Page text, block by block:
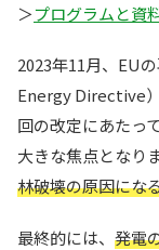
＞プログラムと資
2023年11月、EU
Energy Directive
回の改定にあたって
大きな焦点となり
林破壊の原因にな
最終的には、 発電